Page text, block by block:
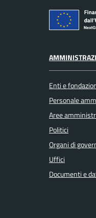
Enti e
Personale
Aree
Politici
Organi di
Uffici
Documenti e